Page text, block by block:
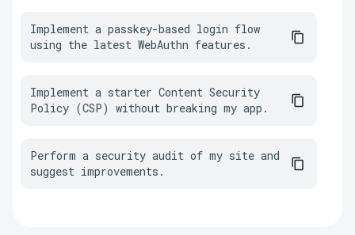
Implement a passkey-based login flow
using the latest WebAuthn features.
Implement a starter Content Security
Policy (CSP) without breaking my app.
Perform a security audit of my site and
suggest improvements.